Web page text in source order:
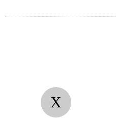
X